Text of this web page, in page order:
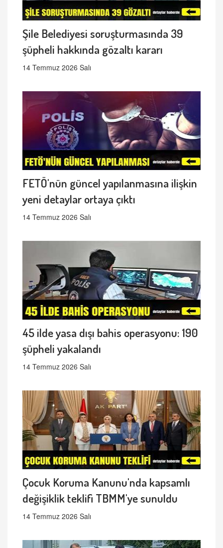
Şile Belediyesi soruşturmasında 39
şüpheli hakkında gözaltı kararı
14 Temmuz 2026 Salı
FETÖ'nün güncel yapılanmasına ilişkin
yeni detaylar ortaya çıktı
14 Temmuz 2026 Salı
45 ilde yasa dışı bahis operasyonu: 190
şüpheli yakalandı
14 Temmuz 2026 Salı
Çocuk Koruma Kanunu'nda kapsamlı
değişiklik teklifi TBMM'ye sunuldu
14 Temmuz 2026 Salı